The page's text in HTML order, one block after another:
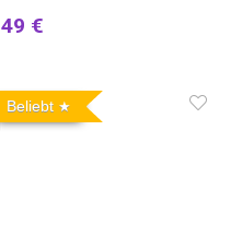
49 €
Beliebt